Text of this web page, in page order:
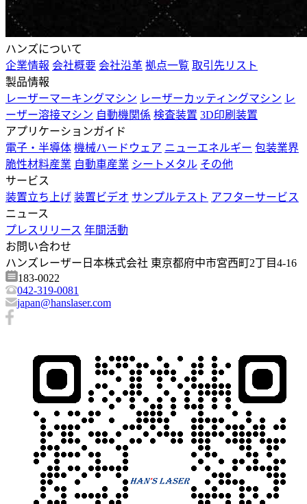
ハンズについて
企業情報 会社概要 会社沿革 拠点一覧 取引先リスト
製品情報
レーザーマーキングマシン レーザーカッティングマシン レ
ーザー溶接マシン 自動機関係 検査装置 3D印刷装置
アプリケーションガイド
電子・半導体 機械ハードウェア ニューエネルギー 包装業界
脆性材料産業 自動車産業 シートメタル その他
サービス
装置立ち上げ 装置ビデオ サンプルテスト アフターサービス
ニュース
プレスリリース 年間活動
お問い合わせ
ハンズレーザー日本株式会社 東京都府中市宮西町2丁目4-16
183-0022
042-319-0081
japan@hanslaser.com